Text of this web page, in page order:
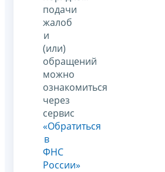
подачи
жалоб
и
(или)
обращений
можно
ознакомиться
через
сервис
«Обратиться
в
ФНС
России»